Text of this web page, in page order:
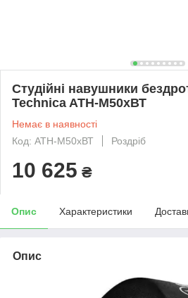
Студійні навушники
Technica ATH-M50хВТ
Немає в наявності
Код: ATH-M50хВТ
Роздріб
10 625 ₴
Опис Характеристики
Опис